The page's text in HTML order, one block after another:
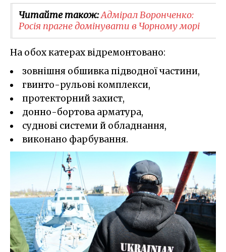
Читайте також:Адмірал Воронченко:
Росія прагне домінувати в Чорному морі
На обох катерах відремонтовано:
зовнішня обшивка підводної частини,
гвинто-рульові комплекси,
протекторний захист,
донно-бортова арматура,
суднові системи й обладнання,
виконано фарбування.